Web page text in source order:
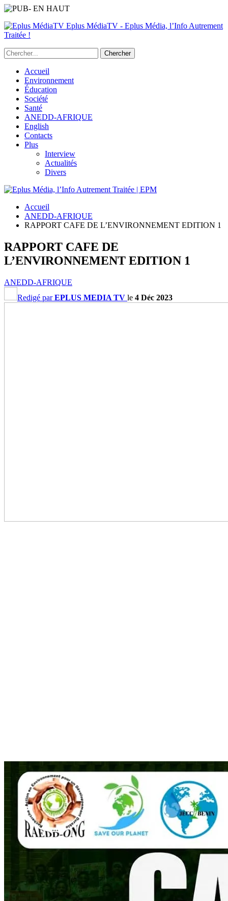
Eplus MédiaTV - Eplus Média, l’Info Autrement
Traitée !
Accueil
Environnement
Éducation
Société
Santé
ANEDD-AFRIQUE
English
Contacts
Plus
Interview
Actualités
Divers
Accueil
ANEDD-AFRIQUE
RAPPORT CAFE DE L’ENVIRONNEMENT EDITION 1
RAPPORT CAFE DE
L’ENVIRONNEMENT EDITION 1
ANEDD-AFRIQUE
Redigé parEPLUS MEDIA TV le 4 Déc 2023